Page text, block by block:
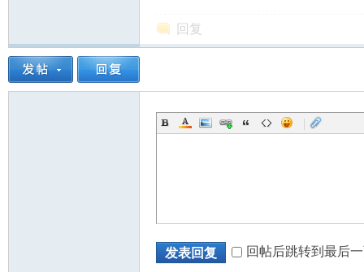
回复
|
发表回复 回帖后跳转到最后